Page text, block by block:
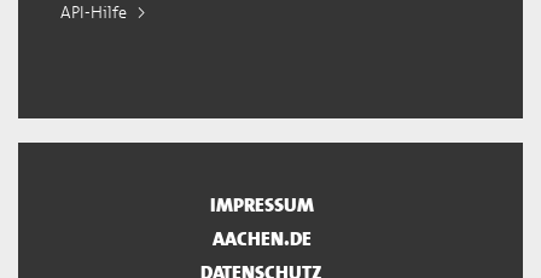
API-Hilfe
IMPRESSUM
AACHEN.DE
DATENSCHUTZ